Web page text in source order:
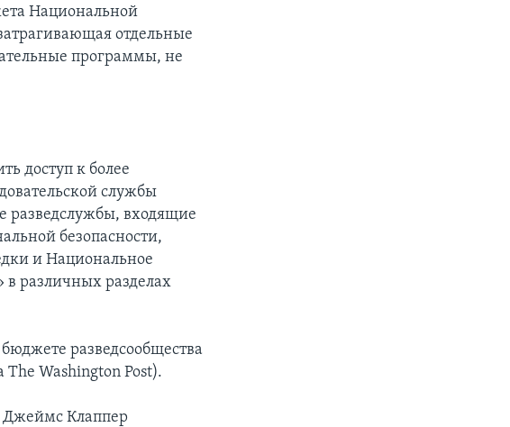
Национальной
отдельные
программы, не
доступ к более
службы
разведслужбы, входящие
безопасности,
и Национальное
в различных разделах
разведсообщества
Washington Post).
Джеймс Клаппер